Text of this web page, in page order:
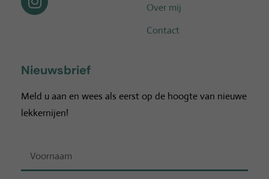
Over mij
Contact
Nieuwsbrief
Meld u aan en wees als eerst op de hoogte van nieuwe
lekkernijen!